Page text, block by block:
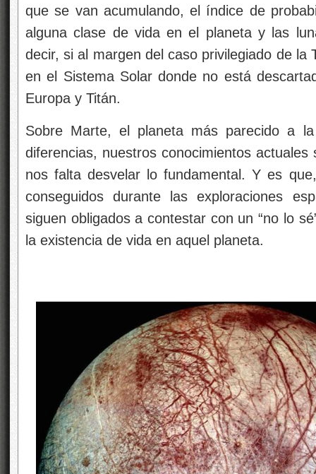
que se van acumulando, el índice de
alguna clase de vida en el planeta y las
decir, si al margen del caso privilegiado de la
en el Sistema Solar donde no está
Europa y Titán.
Sobre Marte, el planeta más parecido a
diferencias, nuestros conocimientos
nos falta desvelar lo fundamental. Y es
conseguidos durante las exploraciones
siguen obligados a contestar con un “no lo
la existencia de vida en aquel planeta.